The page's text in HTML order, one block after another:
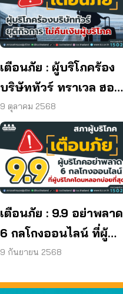
เตือนภัย : ผู้บริโภคร้อง
บริษัททัวร์ ทราเวล ฮอลิ
เดย์ ยุติกิจการ ไม่คืนเงิน
ผู้บริโภค
9 ตุลาคม 2568
เตือนภัย : 9.9 อย่าพลาด
6 กลโกงออนไลน์ ที่ผู้
บริโภคโดนหลอกบ่อย
9 กันยายน 2568